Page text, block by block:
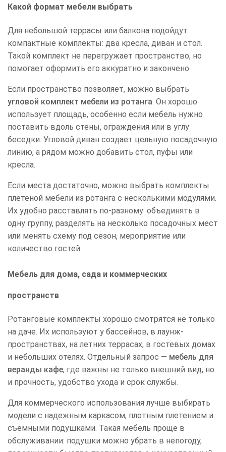
Какой формат мебели выбрать
Для небольшой террасы или балкона подойдут
компактные комплекты: два кресла, диван и стол.
Такой комплект не перегружает пространство, но
помогает оформить его аккуратно и закончено.
Если пространство позволяет, можно выбрать
угловой комплект мебели из ротанга. Он хорошо
использует площадь, особенно если мебель нужно
поставить вдоль стены, ограждения или в углу
беседки. Угловой диван создает цельную посадочную
линию, а рядом можно добавить стол, пуфы или
кресла.
Если места достаточно, можно выбрать комплекты
плетеной мебели из ротанга с несколькими модулями.
Их удобно расставлять по-разному: объединять в
одну группу, разделять на несколько посадочных мест
или менять схему под сезон, мероприятие или
количество гостей.
Мебель для дома, сада и коммерческих
пространств
Ротанговые комплекты хорошо смотрятся не только
на даче. Их используют у бассейнов, в лаунж-
пространствах, на летних террасах, в гостевых домах
и небольших отелях. Отдельный запрос — мебель для
веранды кафе, где важны не только внешний вид, но
и прочность, удобство ухода и срок службы.
Для коммерческого использования лучше выбирать
модели с надежным каркасом, плотным плетением и
съемными подушками. Такая мебель проще в
обслуживании: подушки можно убрать в непогоду,